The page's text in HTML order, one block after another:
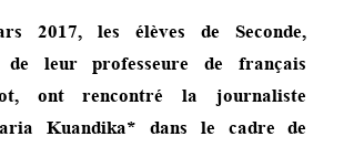
2017, les élèves de Seconde,
de leur professeure de français
ont rencontré la journaliste
Kuandika* dans le cadre de